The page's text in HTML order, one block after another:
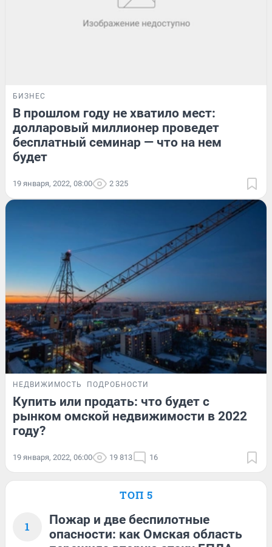
БИЗНЕС
В прошлом году не хватило мест:
долларовый миллионер проведет
бесплатный семинар — что на нем
будет
19 января, 2022, 08:00 2 325
НЕДВИЖИМОСТЬ ПОДРОБНОСТИ
Купить или продать: что будет с
рынком омской недвижимости в 2022
году?
19 января, 2022, 06:00 19 813 16
ТОП 5
1
Пожар и две беспилотные
опасности: как Омская область